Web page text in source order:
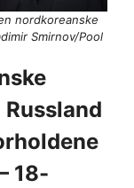
nordkoreanske
Smirnov/Pool
18-